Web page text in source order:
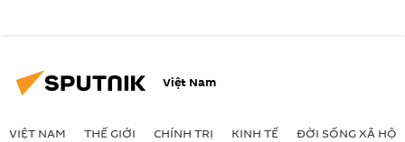
Việt Nam
VIỆT NAM THẾ GIỚI CHÍNH TRỊ KINH TẾ ĐỜI SỐNG XÃ HỘI